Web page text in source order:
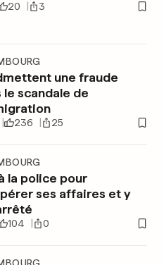
20 3
une fraude
le scandale de
236 25
la police pour
ses affaires et y
104 0